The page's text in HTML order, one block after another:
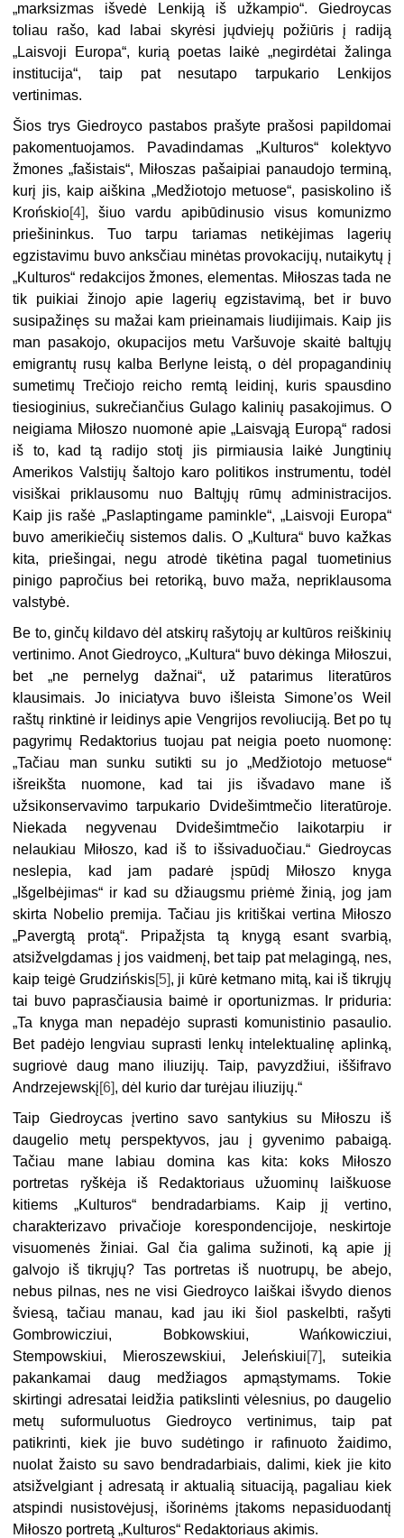
„marksizmas išvedė Lenkiją iš užkampio“. Giedroycas
toliau rašo, kad labai skyrėsi jųdviejų požiūris į radiją
„Laisvoji Europa“, kurią poetas laikė „negirdėtai žalinga
institucija“, taip pat nesutapo tarpukario Lenkijos
vertinimas.
Šios trys Giedroyco pastabos prašyte prašosi papildomai
pakomentuojamos. Pavadindamas „Kulturos“ kolektyvo
žmones „fašistais“, Miłoszas pašaipiai panaudojo terminą,
kurį jis, kaip aiškina „Medžiotojo metuose“, pasiskolino iš
Krońskio[4], šiuo vardu apibūdinusio visus komunizmo
priešininkus. Tuo tarpu tariamas netikėjimas lagerių
egzistavimu buvo anksčiau minėtas provokacijų, nutaikytų į
„Kulturos“ redakcijos žmones, elementas. Miłoszas tada ne
tik puikiai žinojo apie lagerių egzistavimą, bet ir buvo
susipažinęs su mažai kam prieinamais liudijimais. Kaip jis
man pasakojo, okupacijos metu Varšuvoje skaitė baltųjų
emigrantų rusų kalba Berlyne leistą, o dėl propagandinių
sumetimų Trečiojo reicho remtą leidinį, kuris spausdino
tiesioginius, sukrečiančius Gulago kalinių pasakojimus. O
neigiama Miłoszo nuomonė apie „Laisvąją Europą“ radosi
iš to, kad tą radijo stotį jis pirmiausia laikė Jungtinių
Amerikos Valstijų šaltojo karo politikos instrumentu, todėl
visiškai priklausomu nuo Baltųjų rūmų administracijos.
Kaip jis rašė „Paslaptingame paminkle“, „Laisvoji Europa“
buvo amerikiečių sistemos dalis. O „Kultura“ buvo kažkas
kita, priešingai, negu atrodė tikėtina pagal tuometinius
pinigo papročius bei retoriką, buvo maža, nepriklausoma
valstybė.
Be to, ginčų kildavo dėl atskirų rašytojų ar kultūros reiškinių
vertinimo. Anot Giedroyco, „Kultura“ buvo dėkinga Miłoszui,
bet „ne pernelyg dažnai“, už patarimus literatūros
klausimais. Jo iniciatyva buvo išleista Simone’os Weil
raštų rinktinė ir leidinys apie Vengrijos revoliuciją. Bet po tų
pagyrimų Redaktorius tuojau pat neigia poeto nuomonę:
„Tačiau man sunku sutikti su jo „Medžiotojo metuose“
išreikšta nuomone, kad tai jis išvadavo mane iš
užsikonservavimo tarpukario Dvidešimtmečio literatūroje.
Niekada negyvenau Dvidešimtmečio laikotarpiu ir
nelaukiau Miłoszo, kad iš to išsivaduočiau.“ Giedroycas
neslepia, kad jam padarė įspūdį Miłoszo knyga
„Išgelbėjimas“ ir kad su džiaugsmu priėmė žinią, jog jam
skirta Nobelio premija. Tačiau jis kritiškai vertina Miłoszo
„Pavergtą protą“. Pripažįsta tą knygą esant svarbią,
atsižvelgdamas į jos vaidmenį, bet taip pat melagingą, nes,
kaip teigė Grudzińskis[5], ji kūrė ketmano mitą, kai iš tikrųjų
tai buvo paprasčiausia baimė ir oportunizmas. Ir priduria:
„Ta knyga man nepadėjo suprasti komunistinio pasaulio.
Bet padėjo lengviau suprasti lenkų intelektualinę aplinką,
sugriovė daug mano iliuzijų. Taip, pavyzdžiui, iššifravo
Andrzejewskį[6], dėl kurio dar turėjau iliuzijų.“
Taip Giedroycas įvertino savo santykius su Miłoszu iš
daugelio metų perspektyvos, jau į gyvenimo pabaigą.
Tačiau mane labiau domina kas kita: koks Miłoszo
portretas ryškėja iš Redaktoriaus užuominų laiškuose
kitiems „Kulturos“ bendradarbiams. Kaip jį vertino,
charakterizavo privačioje korespondencijoje, neskirtoje
visuomenės žiniai. Gal čia galima sužinoti, ką apie jį
galvojo iš tikrųjų? Tas portretas iš nuotrupų, be abejo,
nebus pilnas, nes ne visi Giedroyco laiškai išvydo dienos
šviesą, tačiau manau, kad jau iki šiol paskelbti, rašyti
Gombrowicziui, Bobkowskiui, Wańkowicziui,
Stempowskiui, Mieroszewskiui, Jeleńskiui[7], suteikia
pakankamai daug medžiagos apmąstymams. Tokie
skirtingi adresatai leidžia patikslinti vėlesnius, po daugelio
metų suformuluotus Giedroyco vertinimus, taip pat
patikrinti, kiek jie buvo sudėtingo ir rafinuoto žaidimo,
nuolat žaisto su savo bendradarbiais, dalimi, kiek jie kito
atsižvelgiant į adresatą ir aktualią situaciją, pagaliau kiek
atspindi nusistovėjusį, išorinėms įtakoms nepasiduodantį
Miłoszo portretą „Kulturos“ Redaktoriaus akimis.